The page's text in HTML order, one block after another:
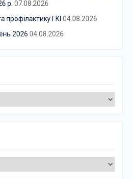
р. 07.08.2026
профілактику ГКІ 04.08.2026
2026 04.08.2026